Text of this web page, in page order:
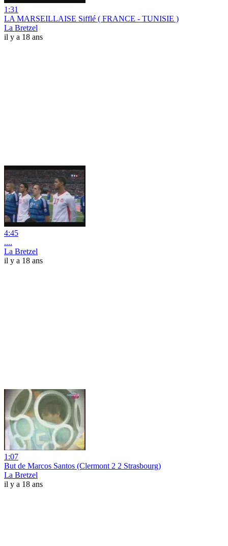
1:31
LA MARSEILLAISE Sifflé ( FRANCE - TUNISIE )
La Bretzel
il y a 18 ans
4:45
....
La Bretzel
il y a 18 ans
1:07
But de Marcos Santos (Clermont 2 2 Strasbourg)
La Bretzel
il y a 18 ans